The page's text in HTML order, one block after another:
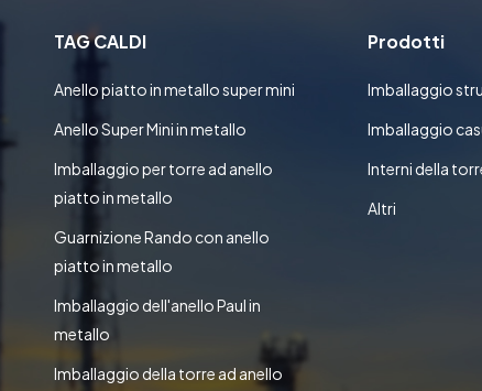
TAG CALDI
Anello piatto in metallo super mini
Anello Super Mini in metallo
Imballaggio per torre ad anello
piatto in metallo
Guarnizione Rando con anello
piatto in metallo
Imballaggio dell'anello Paul in
metallo
Imballaggio della torre ad anello
Prodotti
Imballaggio
Imballaggio
Interni della
Altri